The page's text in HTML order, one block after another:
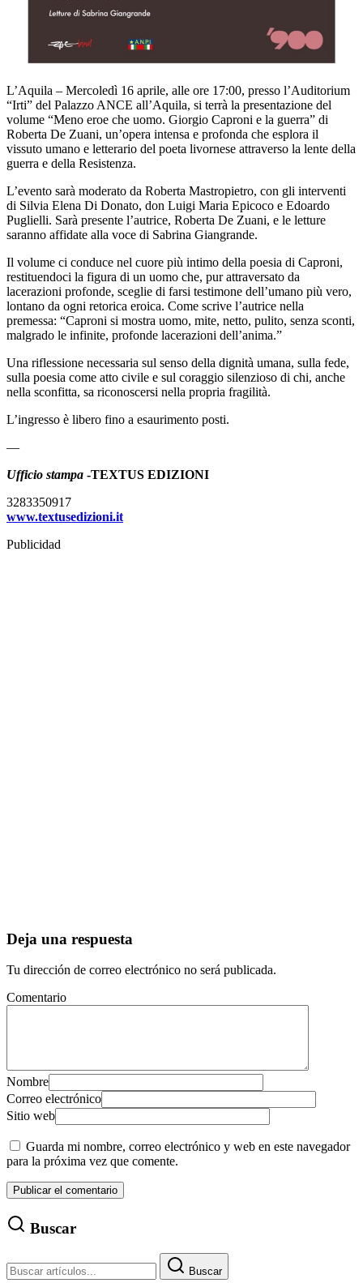
L’Aquila – Mercoledì 16 aprile, alle ore 17:00, presso l’Auditorium
“Irti” del Palazzo ANCE all’Aquila, si terrà la presentazione del
volume “Meno eroe che uomo. Giorgio Caproni e la guerra” di
Roberta De Zuani, un’opera intensa e profonda che esplora il
vissuto umano e letterario del poeta livornese attraverso la lente della
guerra e della Resistenza.
L’evento sarà moderato da Roberta Mastropietro, con gli interventi
di Silvia Elena Di Donato, don Luigi Maria Epicoco e Edoardo
Puglielli. Sarà presente l’autrice, Roberta De Zuani, e le letture
saranno affidate alla voce di Sabrina Giangrande.
Il volume ci conduce nel cuore più intimo della poesia di Caproni,
restituendoci la figura di un uomo che, pur attraversato da
lacerazioni profonde, sceglie di farsi testimone dell’umano più vero,
lontano da ogni retorica eroica. Come scrive l’autrice nella
premessa: “Caproni si mostra uomo, mite, netto, pulito, senza sconti,
malgrado le infinite, profonde lacerazioni dell’anima.”
Una riflessione necessaria sul senso della dignità umana, sulla fede,
sulla poesia come atto civile e sul coraggio silenzioso di chi, anche
nella sconfitta, sa riconoscersi nella propria fragilità.
L’ingresso è libero fino a esaurimento posti.
—
Ufficio stampa -TEXTUS EDIZIONI
3283350917
www.textusedizioni.it
Publicidad
Deja una respuesta
Tu dirección de correo electrónico no será publicada.
Comentario
Nombre
Correo electrónico
Sitio web
Guarda mi nombre, correo electrónico y web en este navegador
para la próxima vez que comente.
Buscar
Buscar